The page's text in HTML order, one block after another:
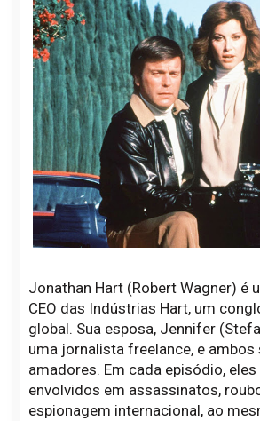
Jonathan Hart (Robert Wagner) é
CEO das Indústrias Hart, um
global. Sua esposa, Jennifer
uma jornalista freelance, e
amadores. Em cada episódio,
envolvidos em assassinatos,
espionagem internacional, ao